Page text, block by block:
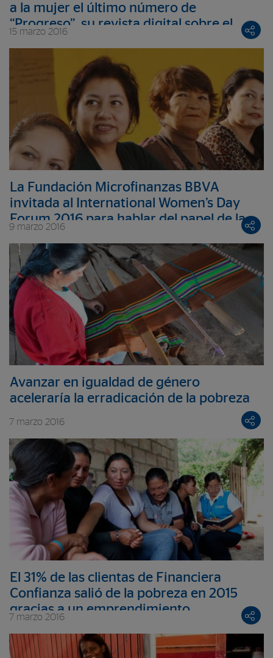
a la mujer el último número de
“Progreso”, su revista digital sobre el
15 marzo 2016
La Fundación Microfinanzas BBVA
invitada al International Women’s Day
Forum 2016 para hablar del papel de la
9 marzo 2016
Avanzar en igualdad de género
aceleraría la erradicación de la pobreza
7 marzo 2016
El 31% de las clientas de Financiera
Confianza salió de la pobreza en 2015
gracias a un emprendimiento
7 marzo 2016